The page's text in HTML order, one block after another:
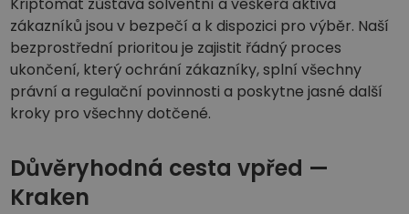
Kriptomat zůstává solventní a veškerá aktiva
zákazníků jsou v bezpečí a k dispozici pro výběr. Naší
bezprostřední prioritou je zajistit řádný proces
ukončení, který ochrání zákazníky, splní všechny
právní a regulační povinnosti a poskytne jasné další
kroky pro všechny dotčené.
Důvěryhodná cesta vpřed —
Kraken